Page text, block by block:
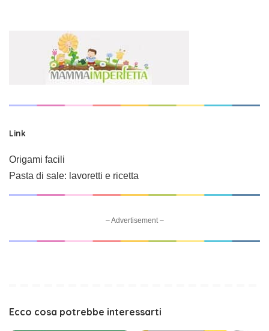
Link
Origami facili
Pasta di sale: lavoretti e ricetta
– Advertisement –
Ecco cosa potrebbe interessarti